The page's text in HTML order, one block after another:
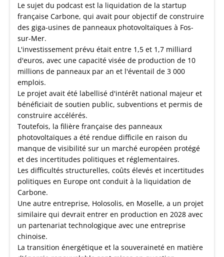
Le sujet du podcast est la liquidation de la startup
française Carbone, qui avait pour objectif de construire
des giga-usines de panneaux photovoltaïques à Fos-
sur-Mer.
L'investissement prévu était entre 1,5 et 1,7 milliard
d'euros, avec une capacité visée de production de 10
millions de panneaux par an et l'éventail de 3 000
emplois.
Le projet avait été labellisé d'intérêt national majeur et
bénéficiait de soutien public, subventions et permis de
construire accélérés.
Toutefois, la filière française des panneaux
photovoltaïques a été rendue difficile en raison du
manque de visibilité sur un marché européen protégé
et des incertitudes politiques et réglementaires.
Les difficultés structurelles, coûts élevés et incertitudes
politiques en Europe ont conduit à la liquidation de
Carbone.
Une autre entreprise, Holosolis, en Moselle, a un projet
similaire qui devrait entrer en production en 2028 avec
un partenariat technologique avec une entreprise
chinoise.
La transition énergétique et la souveraineté en matière